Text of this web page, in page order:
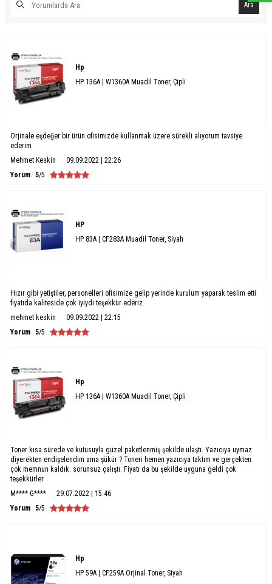
Ara
Hp
HP 136A | W1360A Muadil Toner, Çipli
Orjinale eşdeğer bir ürün ofisimizde kullanmak üzere sürekli alıyorum tavsiye
ederim
Mehmet Keskin
09.09.2022 | 22:26
Yorum 5/5
HP
HP 83A | CF283A Muadil Toner, Siyah
Hızır gibi yetiştiler, personelleri ofisimize gelip yerinde kurulum yaparak teslim etti
fiyatıda kaliteside çok iyiydi teşekkür ederiz.
mehmet keskin
09.09.2022 | 22:15
Yorum 5/5
Hp
HP 136A | W1360A Muadil Toner, Çipli
Toner kısa sürede ve kutusuyla güzel paketlenmiş şekilde ulaştı. Yazıcıya uymaz
diyerekten endişelendim ama şükür ? Toneri hemen yazıcıya taktım ve gerçekten
çok memnun kaldık. sorunsuz çalıştı. Fiyatı da bu şekilde uyguna geldi çok
teşekkürler
M**** G****
29.07.2022 | 15:46
Yorum 5/5
Hp
HP 59A | CF259A Orjinal Toner, Siyah